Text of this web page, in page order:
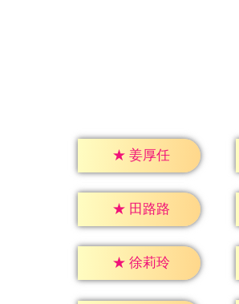
★ 姜厚任
★ 田路路
★ 徐莉玲